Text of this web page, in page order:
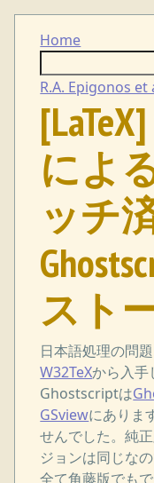
Home
R.A. Epigonos et
によ
ッチ
スト
日本語処理の問
W32TeXから入手
Ghostscriptは
GSviewにありま
せんでした。純
ジョンは同じな
全て角藤版でも